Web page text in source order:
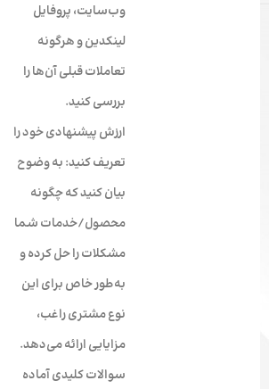
وب‌سایت، پروفایل
لینکدین و هرگونه
تعاملات قبلی آن‌ها را
بررسی کنید.
ارزش پیشنهادی خود را
تعریف کنید: به وضوح
بیان کنید که چگونه
محصول/خدمات شما
مشکلات را حل کرده و
به‌طور خاص برای این
نوع مشتری راغب،
مزایایی ارائه می‌دهد.
سوالات کلیدی آماده